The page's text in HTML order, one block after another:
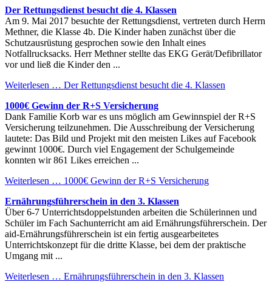
Der Rettungsdienst besucht die 4. Klassen
Am 9. Mai 2017 besuchte der Rettungsdienst, vertreten durch Herrn
Methner, die Klasse 4b. Die Kinder haben zunächst über die
Schutzausrüstung gesprochen sowie den Inhalt eines
Notfallrucksacks. Herr Methner stellte das EKG Gerät/Defibrillator
vor und ließ die Kinder den ...
Weiterlesen … Der Rettungsdienst besucht die 4. Klassen
1000€ Gewinn der R+S Versicherung
Dank Familie Korb war es uns möglich am Gewinnspiel der R+S
Versicherung teilzunehmen. Die Ausschreibung der Versicherung
lautete: Das Bild und Projekt mit den meisten Likes auf Facebook
gewinnt 1000€. Durch viel Engagement der Schulgemeinde
konnten wir 861 Likes erreichen ...
Weiterlesen … 1000€ Gewinn der R+S Versicherung
Ernährungsführerschein in den 3. Klassen
Über 6-7 Unterrichtsdoppelstunden arbeiten die Schülerinnen und
Schüler im Fach Sachunterricht am aid Ernährungsführerschein. Der
aid-Ernährungsführerschein ist ein fertig ausgearbeitetes
Unterrichtskonzept für die dritte Klasse, bei dem der praktische
Umgang mit ...
Weiterlesen … Ernährungsführerschein in den 3. Klassen